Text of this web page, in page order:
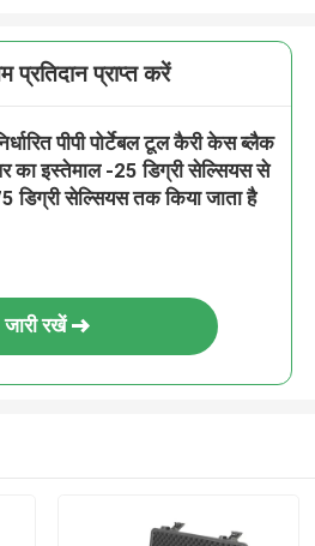
प्रतिदान प्राप्त करें
पीपी पोर्टेबल टूल कैरी केस ब्लैक
का इस्तेमाल -25 डिग्री सेल्सियस से
डिग्री सेल्सियस तक किया जाता है
जारी रखें